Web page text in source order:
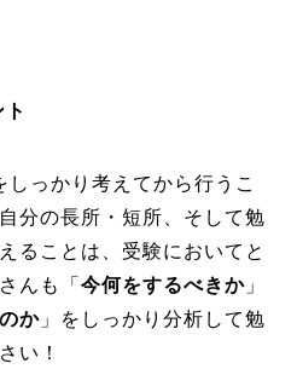
っかり考えてから行うこ
分の長所・短所、そして勉
ることは、受験においてと
んも「 今何をするべきか」
か」をしっかり分析して勉
い！